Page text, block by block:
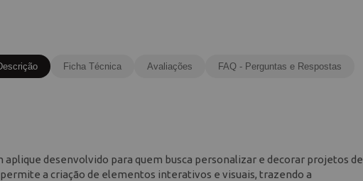
Ficha Técnica Avaliações FAQ - Perguntas e Respostas
aplique desenvolvido para quem busca personalizar e decorar projetos de
a criação de elementos interativos e visuais, trazendo a